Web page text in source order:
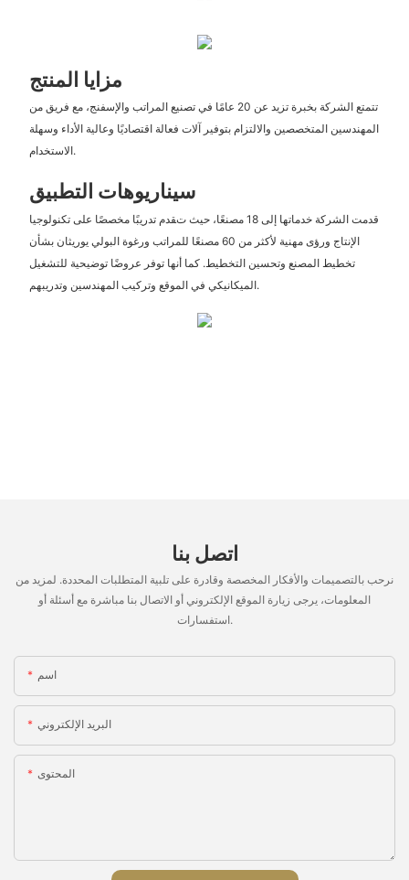
مزايا المنتج
تتمتع الشركة بخبرة تزيد عن 20 عامًا في تصنيع المراتب والإسفنج، مع فريق من
المهندسين المتخصصين والالتزام بتوفير آلات فعالة اقتصاديًا وعالية الأداء وسهلة
الاستخدام.
سيناريوهات التطبيق
قدمت الشركة خدماتها إلى 18 مصنعًا، حيث تقدم تدريبًا مخصصًا على تكنولوجيا
الإنتاج ورؤى مهنية لأكثر من 60 مصنعًا للمراتب ورغوة البولي يوريثان بشأن
تخطيط المصنع وتحسين التخطيط. كما أنها توفر عروضًا توضيحية للتشغيل
الميكانيكي في الموقع وتركيب المهندسين وتدريبهم.
اتصل بنا
نرحب بالتصميمات والأفكار المخصصة وقادرة على تلبية المتطلبات المحددة. لمزيد من
المعلومات، يرجى زيارة الموقع الإلكتروني أو الاتصال بنا مباشرة مع أسئلة أو
استفسارات.
اسم
البريد الإلكتروني
المحتوى